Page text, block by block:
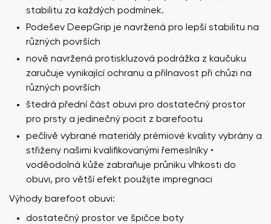
stabilitu za každých podmínek.
Podešev DeepGrip je navržená pro lepší stabilitu na
různých površích
nově navržená protiskluzová podrážka z kaučuku
zaručuje vynikající ochranu a přilnavost při chůzi na
různých površích
štedrá přední část obuvi pro dostatečný prostor
pro prsty a jedinečný pocit z barefootu
pečlivě vybrané materiály prémiové kvality vybrány a
střiženy našimi kvalifikovanými řemeslníky •
voděodolná kůže zabraňuje průniku vlhkosti do
obuvi, pro větší efekt použijte impregnaci
Výhody barefoot obuvi:
dostatečný prostor ve špičce boty